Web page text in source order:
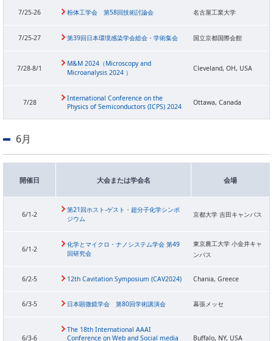
7/25-26 粉体工学会 第58回技術討論会 名古屋工業大学
7/25-27 第39回日本環境感染学会総会・学術集会 国立京都国際会館
7/28-8/1
M&M 2024（Microscopy and
Microanalysis 2024 ）
Cleveland, OH, USA
7/28
International Conference on the
Physics of Semiconductors (ICPS) 2024
Ottawa, Canada
6月
開催日 大会または学会名 会場
6/1-2
第21回ホスト-ゲスト・超分子化学シンポ
ジウム
京都大学 吉田キャンパス
6/1-2
化学とマイクロ・ナノシステム学会 第49
回研究会
東京農工大学 小金井キャ
ンパス
6/2-5 12th Cavitation Symposium (CAV2024) Chania, Greece
6/3-5 日本顕微鏡学会 第80回学術講演会 幕張メッセ
6/3-6
The 18th International AAAI
Conference on Web and Social media
Buffalo, NY, USA